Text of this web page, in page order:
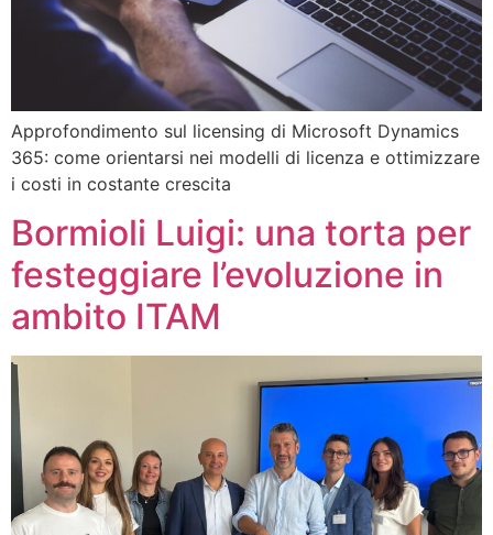
Approfondimento sul licensing di Microsoft Dynamics
365: come orientarsi nei modelli di licenza e ottimizzare
i costi in costante crescita
Bormioli Luigi: una torta per
festeggiare l’evoluzione in
ambito ITAM